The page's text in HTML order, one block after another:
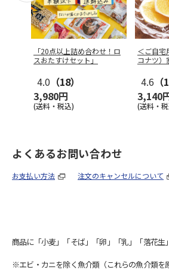
「20点以上詰め合わせ！ロ
スおたすけセット」
4.0 （18）
3,980円
(送料・税込)
＜ご自宅
コナツ）
4.6
3,140
(送料・
よくあるお問い合わせ
お支払い方法 注文のキャンセルについて
商品に「小麦」「そば」「卵」「乳」「落花生
※エビ・カニを除く魚介類（これらの魚介類を